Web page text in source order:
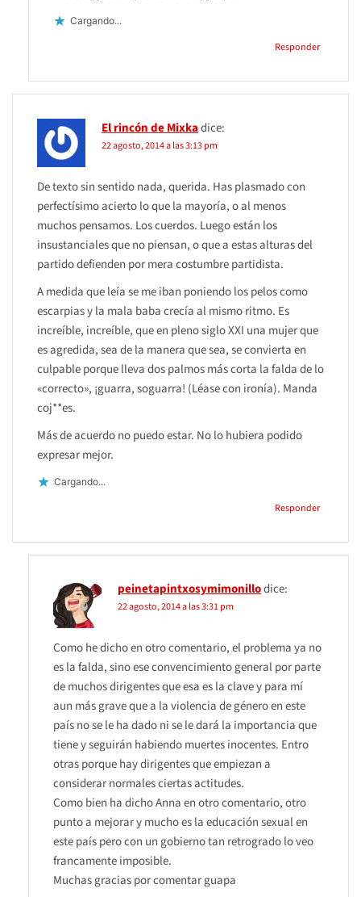
Cargando...
Responder
El rincón de Mixkadice:
22 agosto, 2014 a las 3:13 pm
De texto sin sentido nada, querida. Has plasmado con
perfectísimo acierto lo que la mayoría, o al menos
muchos pensamos. Los cuerdos. Luego están los
insustanciales que no piensan, o que a estas alturas del
partido defienden por mera costumbre partidista.
A medida que leía se me iban poniendo los pelos como
escarpias y la mala baba crecía al mismo ritmo. Es
increíble, increíble, que en pleno siglo XXI una mujer que
es agredida, sea de la manera que sea, se convierta en
culpable porque lleva dos palmos más corta la falda de lo
«correcto», ¡guarra, soguarra! (Léase con ironía). Manda
coj**es.
Más de acuerdo no puedo estar. No lo hubiera podido
expresar mejor.
Cargando...
Responder
peinetapintxosymimonillodice:
22 agosto, 2014 a las 3:31 pm
Como he dicho en otro comentario, el problema ya no
es la falda, sino ese convencimiento general por parte
de muchos dirigentes que esa es la clave y para mí
aun más grave que a la violencia de género en este
país no se le ha dado ni se le dará la importancia que
tiene y seguirán habiendo muertes inocentes. Entro
otras porque hay dirigentes que empiezan a
considerar normales ciertas actitudes.
Como bien ha dicho Anna en otro comentario, otro
punto a mejorar y mucho es la educación sexual en
este país pero con un gobierno tan retrogrado lo veo
francamente imposible.
Muchas gracias por comentar guapa